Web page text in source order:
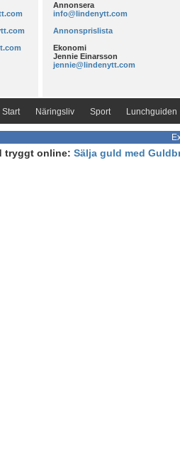
Annonsera
info@lindenytt.com
Annonsprislista
Ekonomi
Jennie Einarsson
jennie@lindenytt.com
Start Näringsliv Sport Lunchguiden
tryggt online: Sälja guld med